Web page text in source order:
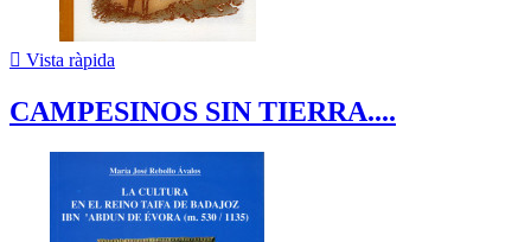
 Vista ràpida
CAMPESINOS SIN TIERRA....